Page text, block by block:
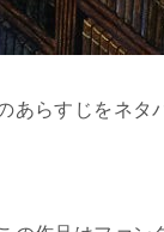
あらすじをネタ